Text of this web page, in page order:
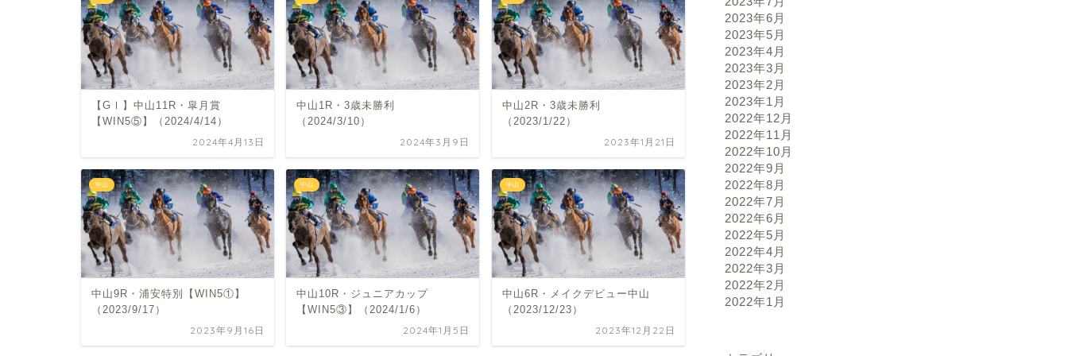
【GⅠ】中山11R・皐月賞
【WIN5⑤】（2024/4/14）
2024年4月13日
中山1R・3歳未勝利
（2024/3/10）
2024年3月9日
中山2R・3歳未勝利
（2023/1/22）
2023年1月21日
中山
中山9R・浦安特別【WIN5①】
（2023/9/17）
2023年9月16日
中山
中山10R・ジュニアカップ
【WIN5③】（2024/1/6）
2024年1月5日
中山
中山6R・メイクデビュー中山
（2023/12/23）
2023年12月22日
2023年6月
2023年5月
2023年4月
2023年3月
2023年2月
2023年1月
2022年12月
2022年11月
2022年10月
2022年9月
2022年8月
2022年7月
2022年6月
2022年5月
2022年4月
2022年3月
2022年2月
2022年1月